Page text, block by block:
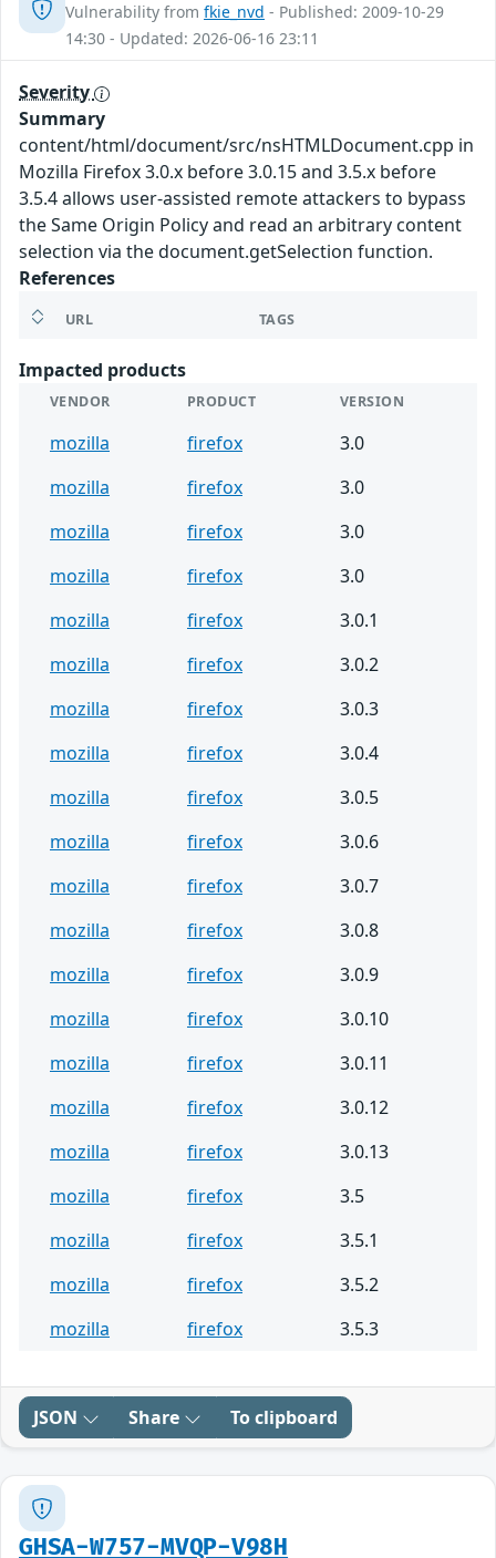
Vulnerability from fkie_nvd - Published: 2009-10-29
14:30 - Updated: 2026-06-16 23:11
Severity
Summary
content/html/document/src/nsHTMLDocument.cpp in
Mozilla Firefox 3.0.x before 3.0.15 and 3.5.x before
3.5.4 allows user-assisted remote attackers to bypass
the Same Origin Policy and read an arbitrary content
selection via the document.getSelection function.
References
URL TAGS
Impacted products
VENDOR PRODUCT VERSION
mozilla firefox
3.0
mozilla
firefox
3.0
mozilla
firefox
3.0
mozilla
firefox
3.0
mozilla
firefox
3.0.1
mozilla
firefox
3.0.2
mozilla
firefox
3.0.3
mozilla
firefox
3.0.4
mozilla
firefox
3.0.5
mozilla
firefox
3.0.6
mozilla
firefox
3.0.7
mozilla
firefox
3.0.8
mozilla
firefox
3.0.9
mozilla
firefox
3.0.10
mozilla
firefox
3.0.11
mozilla
firefox
3.0.12
mozilla
firefox
3.0.13
mozilla
firefox
3.5
mozilla
firefox
3.5.1
mozilla
firefox
3.5.2
mozilla
firefox 3.5.3
JSON Share To clipboard
GHSA-W757-MVQP-V98H